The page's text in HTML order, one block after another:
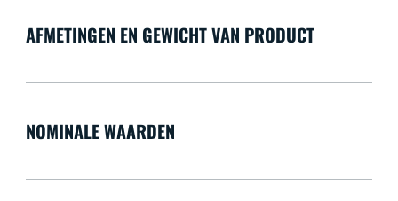
AFMETINGEN EN GEWICHT VAN PRODUCT
NOMINALE WAARDEN